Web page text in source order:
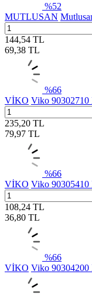
%52
MUTLUSAN
144,54 TL
69,38 TL
%66
VİKO Viko 90302710
235,20 TL
79,97 TL
%66
VİKO Viko 90305410
108,24 TL
36,80 TL
%66
VİKO Viko